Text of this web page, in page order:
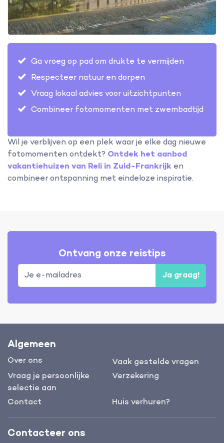
Ga vroeg op pad om drukte te vermijden
Respecteer natuur en dorpen
Vraag lokaal advies voor uitzichtpunten
Combineer fotomomenten met zwembadtijd
Wil je verblijven op een plek waar je elke dag nieuwe
fotomomenten ontdekt? Ontdek het aanbod
vakantiehuizen van Reli in Zuid-Frankrijk en
combineer ontspanning met eindeloze inspiratie.
Ontvang onze reistips
Ja graag!
Algemeen
Over ons
Vaak gestelde vragen
Vraag je persoonlijke
selectie aan
Verzekering
Contact Huis verhuren?
Contacteer ons